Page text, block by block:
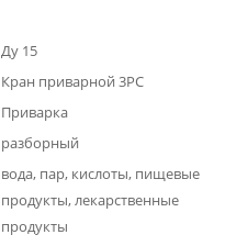
Ду 15
Кран приварной 3PC
Приварка
разборный
вода, пар, кислоты, пищевые
продукты, лекарственные
продукты